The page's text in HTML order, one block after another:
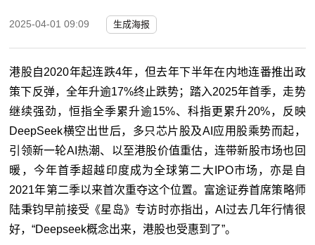
2025-04-01 09:09 生成海报
港股自2020年起连跌4年，但去年下半年在内地连番推出政
策下反弹，全年升逾17%终止跌势；踏入2025年首季，走势
继续强劲，恒指全季累升逾15%、科指更累升20%，反映
DeepSeek横空出世后，多只芯片股及AI应用股乘势而起，
引领新一轮AI热潮、以至港股价值重估，连带新股市场也回
暖，今年首季超越印度成为全球第二大IPO市场，亦是自
2021年第二季以来首次重夺这个位置。富途证券首席策略师
陆秉钧早前接受《星岛》专访时亦指出，AI过去几年行情很
好，“Deepseek概念出来，港股也受惠到了”。